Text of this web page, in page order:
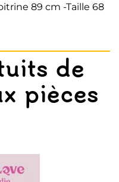
89 cm -Taille 68
de
pièces